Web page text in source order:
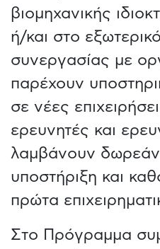
βιομηχανικής
ή/και στο
συνεργασίας με
παρέχουν
σε νέες
ερευνητές και
λαμβάνουν
υποστήριξη και
πρώτα
Στο Πρόγραμμα